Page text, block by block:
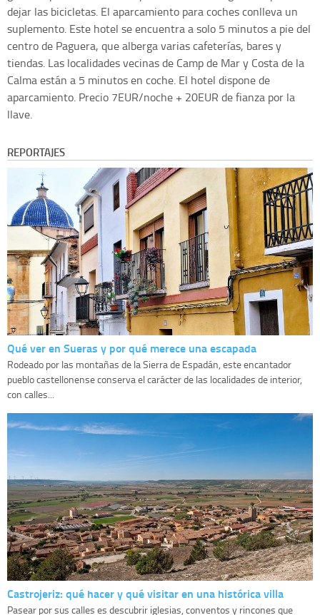
dejar las bicicletas. El aparcamiento para coches conlleva un
suplemento. Este hotel se encuentra a solo 5 minutos a pie del
centro de Paguera, que alberga varias cafeterías, bares y
tiendas. Las localidades vecinas de Camp de Mar y Costa de la
Calma están a 5 minutos en coche. El hotel dispone de
aparcamiento. Precio 7EUR/noche + 20EUR de fianza por la
llave.
REPORTAJES
Qué ver en Sueras y por qué merece una escapada
Rodeado por las montañas de la Sierra de Espadán, este encantador
pueblo castellonense conserva el carácter de las localidades de interior,
con calles...
Castrojeriz: qué hacer y qué visitar en una histórica villa
Pasear por sus calles es descubrir iglesias, conventos y rincones que